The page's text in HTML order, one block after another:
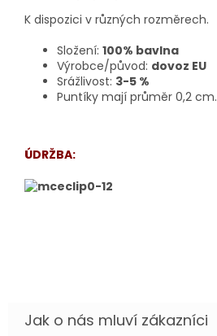
K dispozici v různých rozměrech.
Složení: 100% bavlna
Výrobce/původ: dovoz EU
Srážlivost: 3-5 %
Puntíky mají průměr 0,2 cm.
ÚDRŽBA: